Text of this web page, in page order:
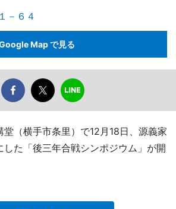
－６４
Map で見る
（横手市条里）で12月18日、源義家
した「後三年合戦シンポジウム」が開